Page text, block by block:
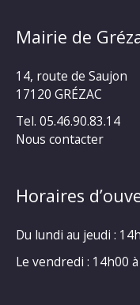
Mairie de
14, route de Saujon
17120 GRÉZAC
Tel. 05.46.90.83.14
Nous contacter
Horaires
Du lundi au jeudi :
Le vendredi : 14h00